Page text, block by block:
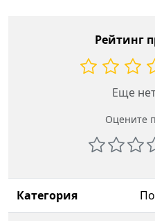
Рейтинг
Еще
Оцените
Категория